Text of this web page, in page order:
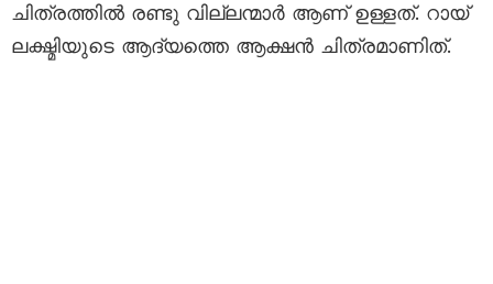
ചിത്രത്തിൽ രണ്ടു വില്ലന്മാർ ആണ് ഉള്ളത്. റായ്
ലക്ഷ്മിയുടെ ആദ്യത്തെ ആക്ഷൻ ചിത്രമാണിത്.